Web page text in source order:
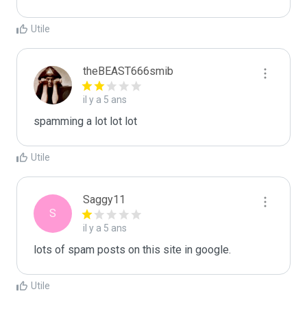
Utile
theBEAST666smib
il y a 5 ans
spamming a lot lot lot
Utile
S
Saggy11
il y a 5 ans
lots of spam posts on this site in google.
Utile